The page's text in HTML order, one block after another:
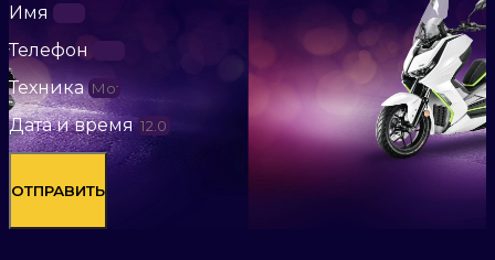
Имя
Телефон
Техника
Дата и время
ОТПРАВИТЬ